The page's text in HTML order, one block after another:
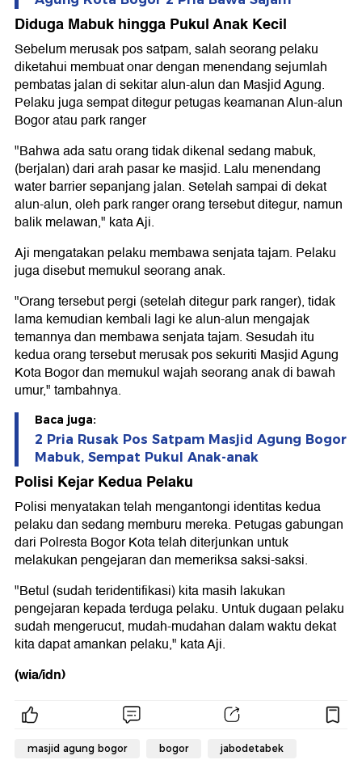
Diduga Mabuk hingga Pukul Anak Kecil
Sebelum merusak pos satpam, salah seorang pelaku
diketahui membuat onar dengan menendang sejumlah
pembatas jalan di sekitar alun-alun dan Masjid Agung.
Pelaku juga sempat ditegur petugas keamanan Alun-alun
Bogor atau park ranger
"Bahwa ada satu orang tidak dikenal sedang mabuk,
(berjalan) dari arah pasar ke masjid. Lalu menendang
water barrier sepanjang jalan. Setelah sampai di dekat
alun-alun, oleh park ranger orang tersebut ditegur, namun
balik melawan," kata Aji.
Aji mengatakan pelaku membawa senjata tajam. Pelaku
juga disebut memukul seorang anak.
"Orang tersebut pergi (setelah ditegur park ranger), tidak
lama kemudian kembali lagi ke alun-alun mengajak
temannya dan membawa senjata tajam. Sesudah itu
kedua orang tersebut merusak pos sekuriti Masjid Agung
Kota Bogor dan memukul wajah seorang anak di bawah
umur," tambahnya.
Baca juga:
2 Pria Rusak Pos Satpam Masjid Agung Bogor
Mabuk, Sempat Pukul Anak-anak
Polisi Kejar Kedua Pelaku
Polisi menyatakan telah mengantongi identitas kedua
pelaku dan sedang memburu mereka. Petugas gabungan
dari Polresta Bogor Kota telah diterjunkan untuk
melakukan pengejaran dan memeriksa saksi-saksi.
"Betul (sudah teridentifikasi) kita masih lakukan
pengejaran kepada terduga pelaku. Untuk dugaan pelaku
sudah mengerucut, mudah-mudahan dalam waktu dekat
kita dapat amankan pelaku," kata Aji.
(wia/idn)
masjid agung bogor bogor jabodetabek